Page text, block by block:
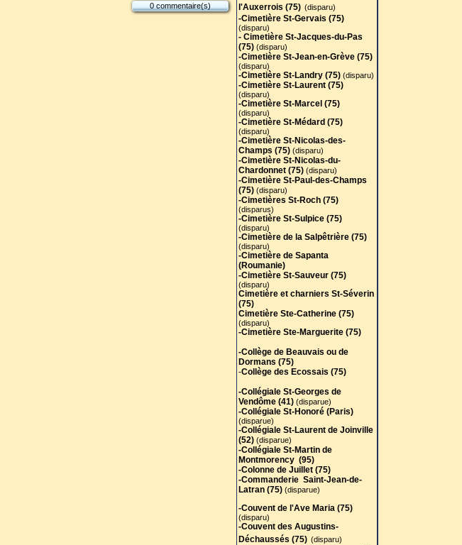
0 commentaire(s)
l'Auxerrois (75) (disparu)
-Cimetière St-Gervais (75)
(disparu)
- Cimetière St-Jacques-du-Pas
(75) (disparu)
-Cimetière St-Jean-en-Grève (75)
(disparu)
-Cimetière St-Landry (75) (disparu)
-Cimetière St-Laurent (75)
(disparu)
-Cimetière St-Marcel (75)
(disparu)
-Cimetière St-Médard (75)
(disparu)
-Cimetière St-Nicolas-des-
Champs (75) (disparu)
-Cimetière St-Nicolas-du-
Chardonnet (75) (disparu)
-Cimetière St-Paul-des-Champs
(75) (disparu)
-Cimetières St-Roch (75)
(disparus)
-Cimetière St-Sulpice (75)
(disparu)
-Cimetière de la Salpêtrière (75)
(disparu)
-Cimetière de Sapanta
(Roumanie)
-Cimetière St-Sauveur (75)
(disparu)
Cimetière et charniers St-Séverin
(75)
Cimetière Ste-Catherine (75)
(disparu)
-Cimetière Ste-Marguerite (75)
-Collège de Beauvais ou de
Dormans (75)
-Collège des Ecossais (75)
-Collégiale St-Georges de
Vendôme (41) (disparue)
-Collégiale St-Honoré (Paris)
(disparue)
-Collégiale St-Laurent de Joinville
(52) (disparue)
-Collégiale St-Martin de
Montmorency (95)
-Colonne de Juillet (75)
-Commanderie Saint-Jean-de-
Latran (75) (disparue)
-Couvent de l'Ave Maria (75)
(disparu)
-Couvent des Augustins-
Déchaussés (75) (disparu)